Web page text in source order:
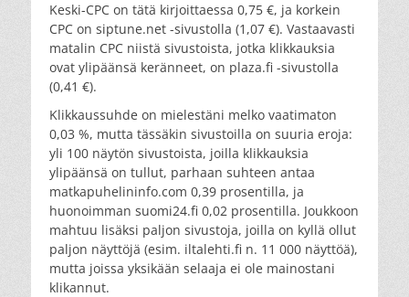
Keski-CPC on tätä kirjoittaessa 0,75 €, ja korkein
CPC on siptune.net -sivustolla (1,07 €). Vastaavasti
matalin CPC niistä sivustoista, jotka klikkauksia
ovat ylipäänsä keränneet, on plaza.fi -sivustolla
(0,41 €).
Klikkaussuhde on mielestäni melko vaatimaton
0,03 %, mutta tässäkin sivustoilla on suuria eroja:
yli 100 näytön sivustoista, joilla klikkauksia
ylipäänsä on tullut, parhaan suhteen antaa
matkapuhelininfo.com 0,39 prosentilla, ja
huonoimman suomi24.fi 0,02 prosentilla. Joukkoon
mahtuu lisäksi paljon sivustoja, joilla on kyllä ollut
paljon näyttöjä (esim. iltalehti.fi n. 11 000 näyttöä),
mutta joissa yksikään selaaja ei ole mainostani
klikannut.